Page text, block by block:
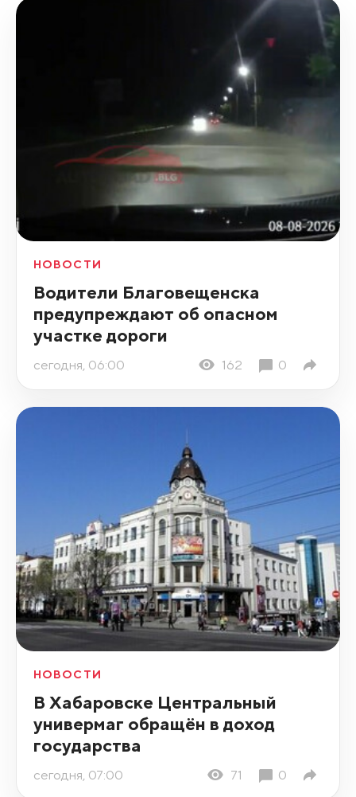
НОВОСТИ
Водители Благовещенска
предупреждают об опасном
участке дороги
сегодня, 06:00 162 0
НОВОСТИ
В Хабаровске Центральный
универмаг обращён в доход
государства
сегодня, 07:00 71 0